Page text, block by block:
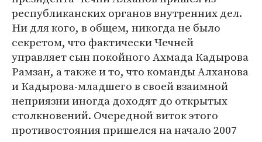
республиканских органов внутренних дел.
Ни для кого, в общем, никогда не было
секретом, что фактически Чечней
управляет сын покойного Ахмада Кадырова
Рамзан, а также и то, что команды Алханова
и Кадырова-младшего в своей взаимной
неприязни иногда доходят до открытых
столкновений. Очередной виток этого
противостояния пришелся на начало 2007